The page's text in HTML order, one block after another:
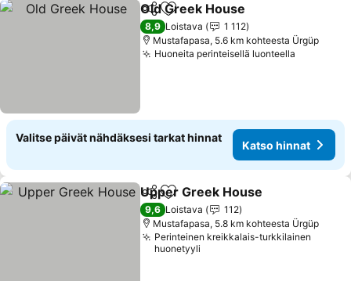
Jaa Lisää suosikkeihin
Old Greek House
8,9 Loistava
1 112
Mustafapasa, 5.6 km kohteesta Ürgüp
Huoneita perinteisellä luonteella
Valitse päivät nähdäksesi tarkat hinnat
Katso hinnat
Jaa Lisää suosikkeihin
Upper Greek House
9,6 Loistava
112
Mustafapasa, 5.8 km kohteesta Ürgüp
Perinteinen kreikkalais-turkkilainen
huonetyyli